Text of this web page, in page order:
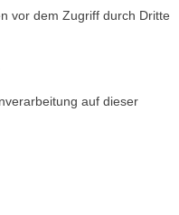
vor dem Zugriff durch Dritte
auf dieser